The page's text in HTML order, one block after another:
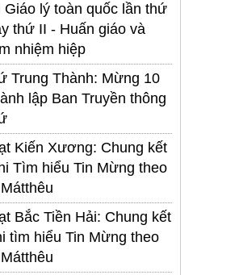
lý toàn quốc lần thứ
thứ II - Huấn giáo và
nhiệm hiệp
Trung Thành: Mừng 10
lập Ban Truyền thông
Kiến Xương: Chung kết
Tìm hiểu Tin Mừng theo
Bắc Tiền Hải: Chung kết
tìm hiểu Tin Mừng theo